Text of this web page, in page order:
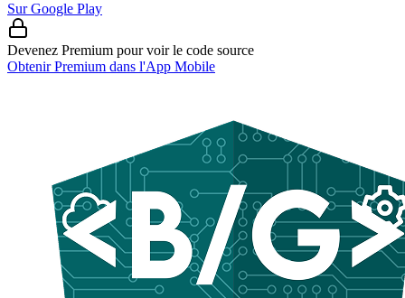
Sur Google Play
Devenez Premium pour voir le code source
Obtenir Premium dans l'App Mobile